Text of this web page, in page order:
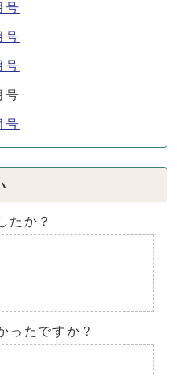
号
号
号
号
号
たか？
ったですか？